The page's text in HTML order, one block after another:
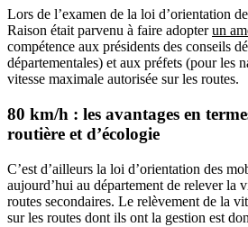
Lors de l’examen de la loi d’orientation
Raison était parvenu à faire adopterun
compétence aux présidents des conseils
départementales) et aux préfets (pour les
vitesse maximale autorisée sur les routes.
80 km/h : les avantages en
routière et d’écologie
C’est d’ailleurs la loi d’orientation des
aujourd’hui au département de relever la
routes secondaires. Le relèvement de la
sur les routes dont ils ont la gestion est